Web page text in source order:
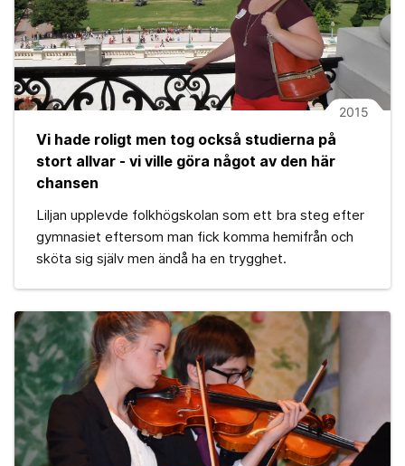
2015
Vi hade roligt men tog också studierna på
stort allvar - vi ville göra något av den här
chansen
Liljan upplevde folkhögskolan som ett bra steg efter
gymnasiet eftersom man fick komma hemifrån och
sköta sig själv men ändå ha en trygghet.